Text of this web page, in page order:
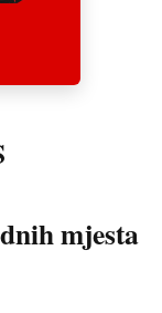
mjesta